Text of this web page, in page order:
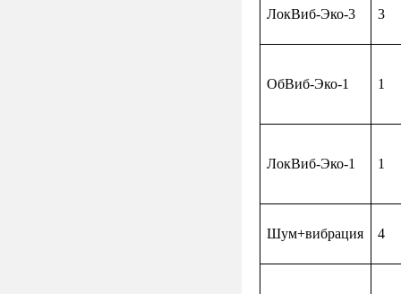
ЛокВиб-Эко-3 3
ОбВиб-Эко-1 1
ЛокВиб-Эко-1 1
Шум+вибрация 4